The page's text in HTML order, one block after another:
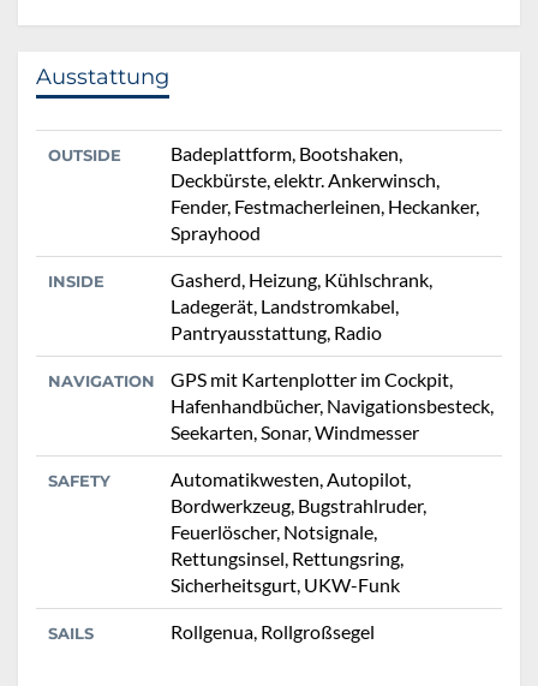
Ausstattung
OUTSIDE
Badeplattform, Bootshaken,
Deckbürste, elektr. Ankerwinsch,
Fender, Festmacherleinen, Heckanker,
Sprayhood
INSIDE
Gasherd, Heizung, Kühlschrank,
Ladegerät, Landstromkabel,
Pantryausstattung, Radio
NAVIGATION
GPS mit Kartenplotter im Cockpit,
Hafenhandbücher, Navigationsbesteck,
Seekarten, Sonar, Windmesser
SAFETY
Automatikwesten, Autopilot,
Bordwerkzeug, Bugstrahlruder,
Feuerlöscher, Notsignale,
Rettungsinsel, Rettungsring,
Sicherheitsgurt, UKW-Funk
SAILS Rollgenua, Rollgroßsegel